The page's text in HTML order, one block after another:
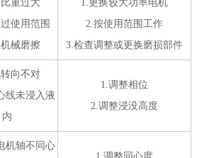
重过大
使用范围
械磨擦
1.更换较大功率电机
2.按使用范围工作
3.检查调整或更换磨损部件
向不对
线未浸入液
内
1.调整相位
2.调整浸没高度
机轴不同心